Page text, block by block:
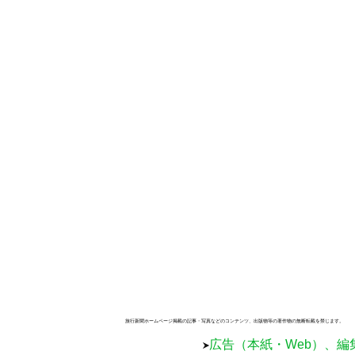
旅行新聞ホームページ掲載の記事・写真などのコンテンツ、出版物等の著作物の無断転載を禁じます。
広告（本紙・Web）、編